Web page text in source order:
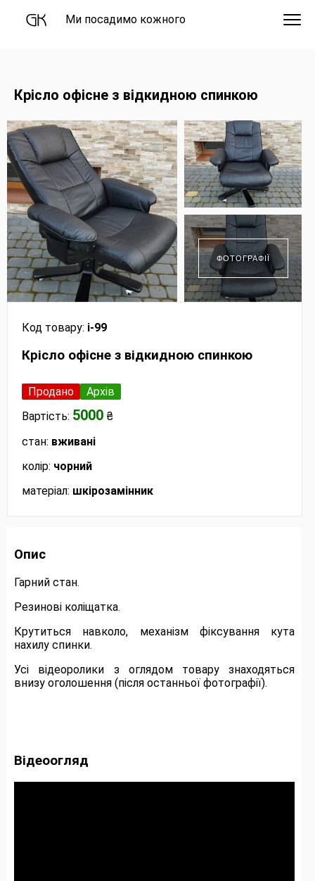
Ми посадимо кожного
Крісло офісне з відкидною спинкою
ФОТОГРАФІЇ
Код товару: і-99
Крісло офісне з відкидною спинкою
Продано
Архів
Вартість: 5000 ₴
стан: вживані
колір: чорний
матеріал: шкірозамінник
Опис
Гарний стан.
Резинові коліщатка.
Крутиться навколо, механізм фіксування кута
нахилу спинки.
Усі відеоролики з оглядом товару знаходяться
внизу оголошення (після останньої фотографії).
Відеоогляд